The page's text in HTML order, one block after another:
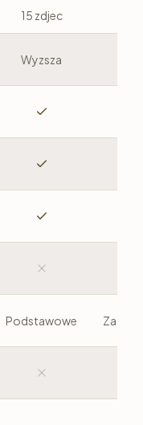
15 zdjec
Wyzsza
Podstawowe